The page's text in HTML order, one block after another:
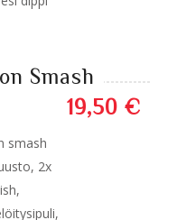
Smash
19,50 €
smash
2x